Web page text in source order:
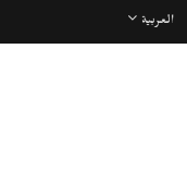
العربية